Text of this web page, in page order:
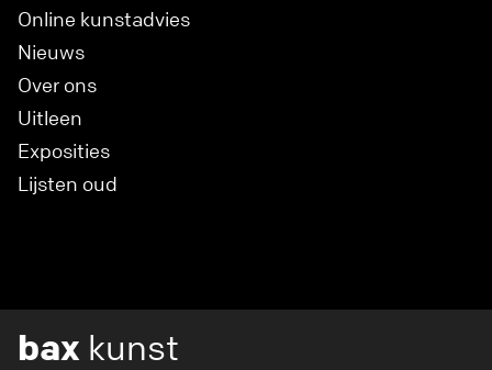
Online kunstadvies
Nieuws
Over ons
Uitleen
Exposities
Lijsten oud
bax kunst